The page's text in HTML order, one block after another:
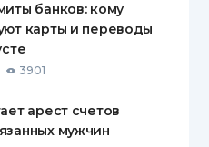
банков: кому
карты и переводы
3901
арест счетов
мужчин